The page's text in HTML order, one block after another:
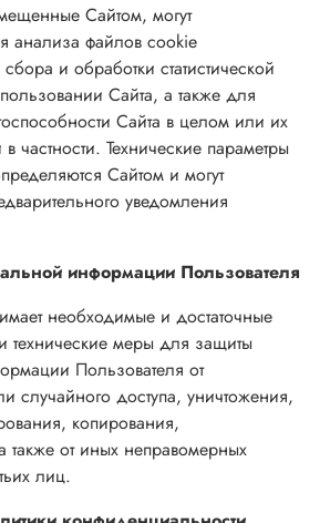
Сайтом, могут
анализа файлов cookie
и обработки статистической
Сайта, а также для
Сайта в целом или их
частности. Технические параметры
Сайтом и могут
уведомления
информации Пользователя
необходимые и достаточные
технические меры для защиты
Пользователя от
случайного доступа, уничтожения,
копирования,
также от иных неправомерных
лиц.